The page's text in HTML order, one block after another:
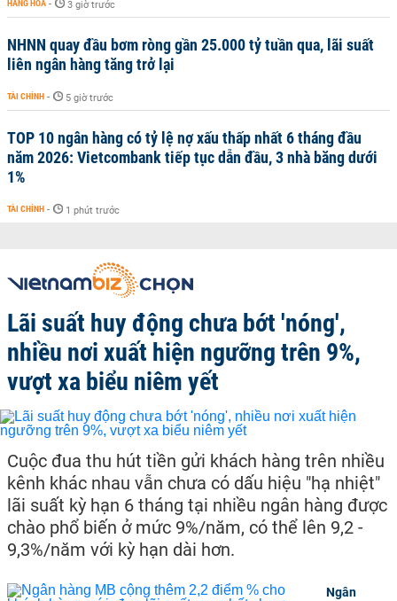
HÀNG HÓA - 3 giờ trước
NHNN quay đầu bơm ròng gần 25.000 tỷ tuần qua, lãi suất
liên ngân hàng tăng trở lại
TÀI CHÍNH - 5 giờ trước
TOP 10 ngân hàng có tỷ lệ nợ xấu thấp nhất 6 tháng đầu
năm 2026: Vietcombank tiếp tục dẫn đầu, 3 nhà băng dưới
1%
TÀI CHÍNH - 1 phút trước
Lãi suất huy động chưa bớt 'nóng',
nhiều nơi xuất hiện ngưỡng trên 9%,
vượt xa biểu niêm yết
Cuộc đua thu hút tiền gửi khách hàng trên nhiều
kênh khác nhau vẫn chưa có dấu hiệu "hạ nhiệt"
lãi suất kỳ hạn 6 tháng tại nhiều ngân hàng được
chào phổ biến ở mức 9%/năm, có thể lên 9,2 -
9,3%/năm với kỳ hạn dài hơn.
Ngân